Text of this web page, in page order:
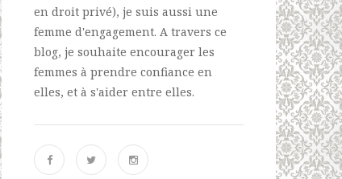
en droit privé), je suis aussi une
femme d'engagement. A travers ce
blog, je souhaite encourager les
femmes à prendre confiance en
elles, et à s'aider entre elles.